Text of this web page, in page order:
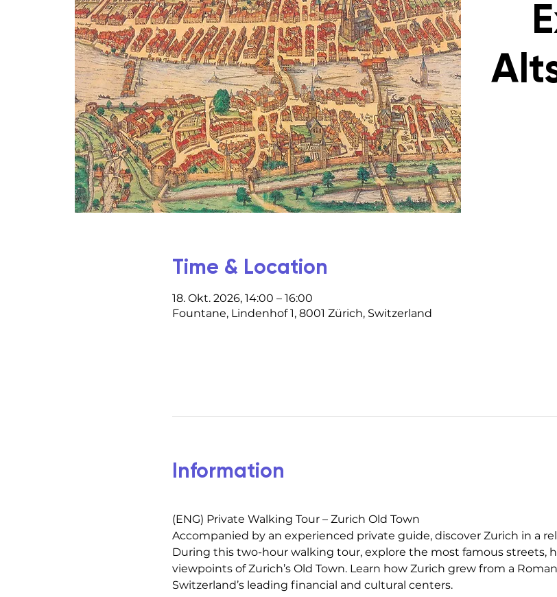
Time & Location
18. Okt. 2026, 14:00 – 16:00
Fountane, Lindenhof 1, 8001 Zürich, Switzerland
Information
(ENG) Private Walking Tour – Zurich Old Town
Accompanied by an experienced private guide, discover Zurich in a
During this two-hour walking tour, explore the most famous streets,
viewpoints of Zurich’s Old Town. Learn how Zurich grew from a
Switzerland’s leading financial and cultural centers.